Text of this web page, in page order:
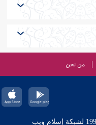
من نحن